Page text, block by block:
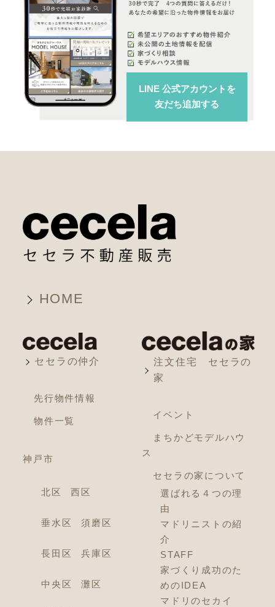
LINE 公式アカウント を
友だち追加する
HOME
セセラの仲介
先行物件情報
物件一覧
神戸市
北区 西区
垂水区 須磨区
長田区 兵庫区
中央区 灘区
注文住宅 セセラの
家
イベント
まちかどモデルハウ
ス
セセラの家について
選ばれる４つの理
由
マドリニストの紹
介
STAFF
家づくり成功のた
めのIDEA
マドリのセカイ